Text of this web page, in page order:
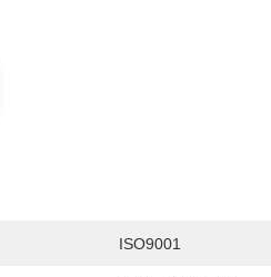
ISO9001